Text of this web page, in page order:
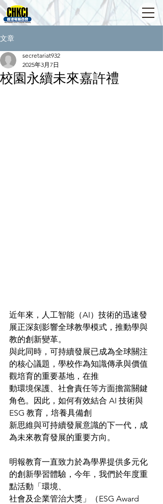
文章
校園永續未來嘉許禮
secretariat932
2025年3月7日
近年來，人工智能（AI）技術的迅速發
展正深刻影響全球教學模式，推動學與
教的創新變革。
與此同時，可持續發展已成為全球關注
的核心議題，學校作為知識傳承與價值
觀培育的重要基地，在推
動環境保護、社會責任等方面擔當關鍵
角色。因此，如何有效結合 AI 技術與
ESG 教育，培養具備創
新思維與可持續發展意識的下一代，成
為未來教育發展的重要方向。
明報教育一直致力於為學界提供多元化
的創新學習體驗，今年，我們於年度重
點活動「環境、
社會及企業管治大獎」（ESG Award